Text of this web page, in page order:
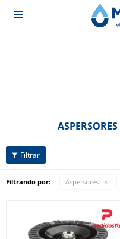

Filtrando por: Aspersores